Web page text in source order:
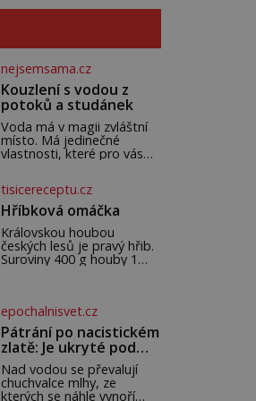
nejsemsama.cz
Kouzlení s vodou z
potoků a studánek
Voda má v magii zvláštní
místo. Má jedinečné
vlastnosti, které pro vás
a léčení. Voda z potoků a
studánek má moc přinést
do vašeho života pozitivní
změny a obnovit vaši
energii. Využitím těchto
přírodních zdrojů v magii
Je důležité
tisicereceptu.cz
Hříbková omáčka
Královskou houbou
českých lesů je pravý hřib.
Suroviny 400 g houby 1
bobkový list 5 kuliček
nového koření petrželka ne
epochalnisvet.cz
Pátrání po nacistickém
zlatě: Je ukryté pod
hladinou německého
jezera?
Nad vodou se převalují
chuchvalce mlhy, ze
kterých se náhle vynoří